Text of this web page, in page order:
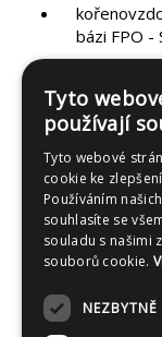
bázi FPO -
separační
tl. 50mm
ochranná
textilie
drenážní
pěstební
790-
Tyto
používají
Tyto webové
cookie ke
Používáním
souhlasíte se
souladu s našimi
souborů cookie.